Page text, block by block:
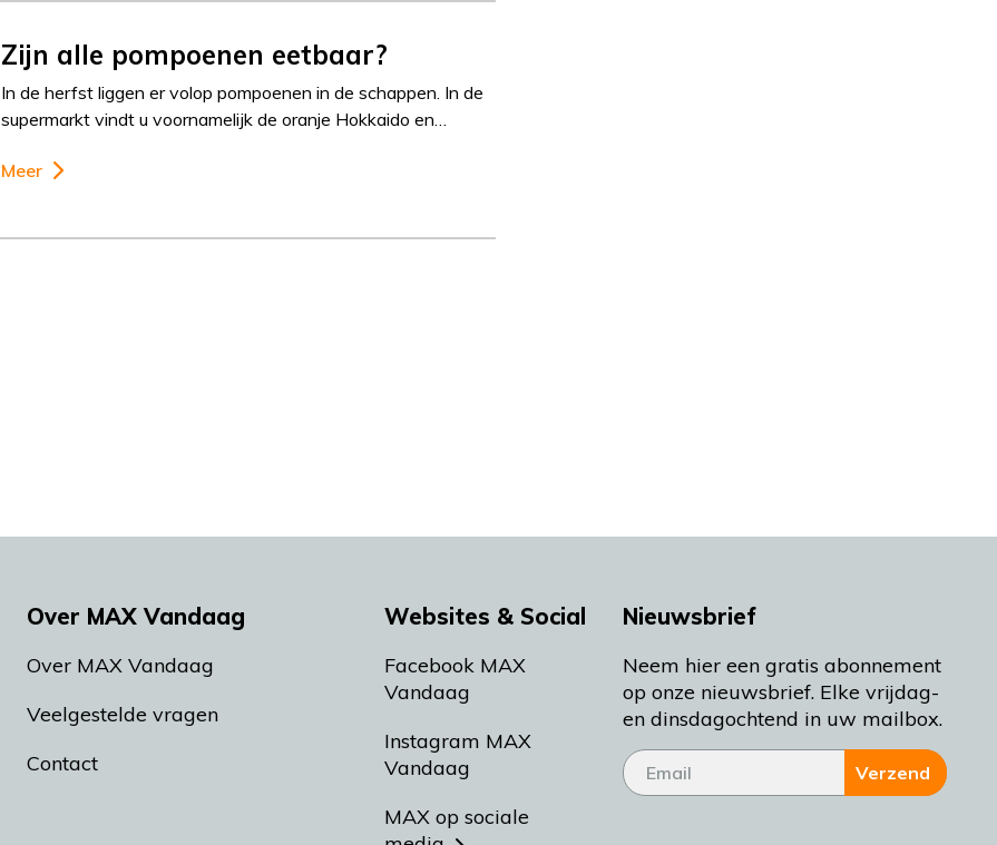
Zijn alle pompoenen eetbaar?
In de herfst liggen er volop pompoenen in de schappen. In de
supermarkt vindt u voornamelijk de oranje Hokkaido en…
Meer
Over MAX Vandaag
Over MAX Vandaag
Veelgestelde vragen
Contact
Websites & Social
Facebook MAX
Vandaag
Instagram MAX
Vandaag
MAX op sociale
Nieuwsbrief
Neem hier een gratis abonnement
op onze nieuwsbrief. Elke vrijdag-
en dinsdagochtend in uw mailbox.
Verzend